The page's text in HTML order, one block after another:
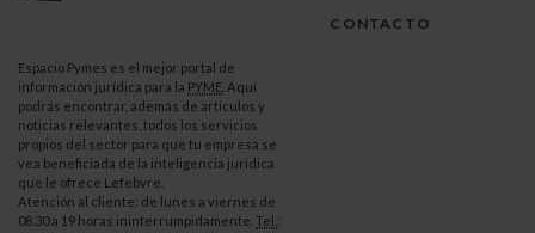
CONTACTO
Espacio Pymes es el mejor portal de
información jurídica para la PYME . Aquí
podrás encontrar, además de artículos y
noticias relevantes, todos los servicios
propios del sector para que tu empresa se
vea beneficiada de la inteligencia jurídica
que le ofrece Lefebvre.
Atención al cliente: de lunes a viernes de
08.30 a 19 horas ininterrumpidamente. Tel. :